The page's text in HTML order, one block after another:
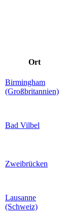
Ort
Birmingham
(Großbritannien)
Bad Vilbel
Zweibrücken
Lausanne
(Schweiz)